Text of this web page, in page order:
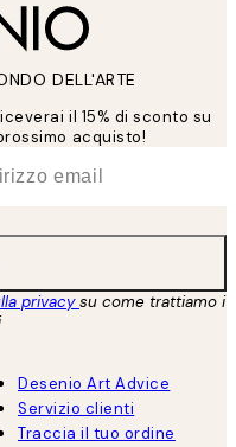
DELL'ARTE
il 15% di sconto su
acquisto!
privacysu come trattiamo i
Desenio Art Advice
Servizio clienti
Traccia il tuo ordine